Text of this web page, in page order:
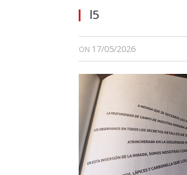
l5
ON 17/05/2026